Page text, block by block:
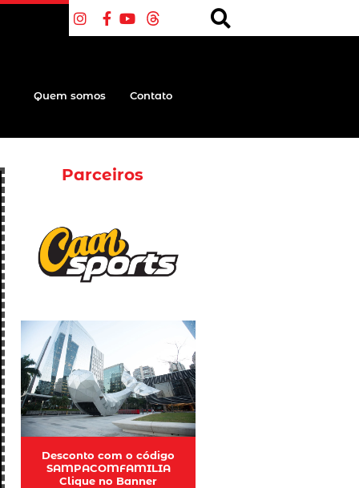
Quem somos Contato
Parceiros
Desconto com o código
SAMPACOMFAMILIA
Clique no Banner